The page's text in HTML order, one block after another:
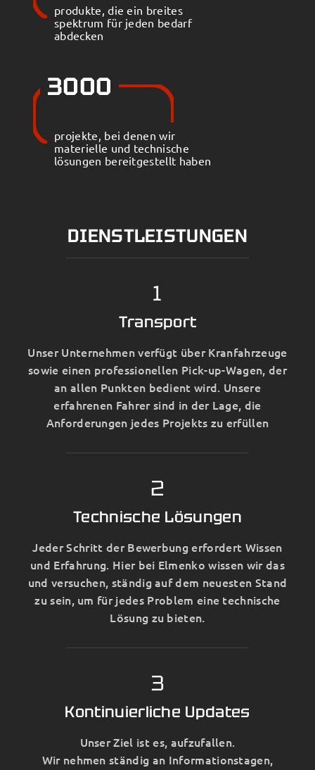
produkte, die ein breites
spektrum für jeden bedarf
abdecken
3000
projekte, bei denen wir
materielle und technische
lösungen bereitgestellt haben
DIENSTLEISTUNGEN
1
Transport
Unser Unternehmen verfügt über Kranfahrzeuge
sowie einen professionellen Pick-up-Wagen, der
an allen Punkten bedient wird. Unsere
erfahrenen Fahrer sind in der Lage, die
Anforderungen jedes Projekts zu erfüllen
2
Technische Lösungen
Jeder Schritt der Bewerbung erfordert Wissen
und Erfahrung. Hier bei Elmenko wissen wir das
und versuchen, ständig auf dem neuesten Stand
zu sein, um für jedes Problem eine technische
Lösung zu bieten.
3
Kontinuierliche Updates
Unser Ziel ist es, aufzufallen.
Wir nehmen ständig an Informationstagen,